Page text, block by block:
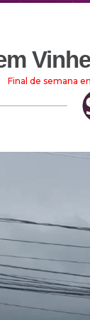
Final de semana